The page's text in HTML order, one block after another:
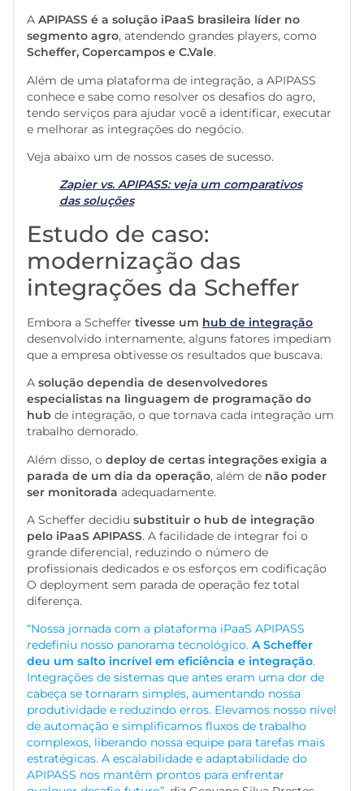
A APIPASS é a solução iPaaS brasileira líder no
segmento agro, atendendo grandes players, como
Scheffer, Copercampos e C.Vale.
Além de uma plataforma de integração, a APIPASS
conhece e sabe como resolver os desafios do agro,
tendo serviços para ajudar você a identificar, executar
e melhorar as integrações do negócio.
Veja abaixo um de nossos cases de sucesso.
Zapier vs. APIPASS: veja um comparativos
das soluções
Estudo de caso:
modernização das
integrações da Scheffer
Embora a Scheffer tivesse um hub de integração
desenvolvido internamente, alguns fatores impediam
que a empresa obtivesse os resultados que buscava.
A solução dependia de desenvolvedores
especialistas na linguagem de programação do
hub de integração, o que tornava cada integração um
trabalho demorado.
Além disso, o deploy de certas integrações exigia a
parada de um dia da operação, além de não poder
ser monitorada adequadamente.
A Scheffer decidiu substituir o hub de integração
pelo iPaaS APIPASS. A facilidade de integrar foi o
grande diferencial, reduzindo o número de
profissionais dedicados e os esforços em codificação
O deployment sem parada de operação fez total
diferença.
“Nossa jornada com a plataforma iPaaS APIPASS
redefiniu nosso panorama tecnológico. A Scheffer
deu um salto incrível em eficiência e integração.
Integrações de sistemas que antes eram uma dor de
cabeça se tornaram simples, aumentando nossa
produtividade e reduzindo erros. Elevamos nosso nível
de automação e simplificamos fluxos de trabalho
complexos, liberando nossa equipe para tarefas mais
estratégicas. A escalabilidade e adaptabilidade do
APIPASS nos mantêm prontos para enfrentar